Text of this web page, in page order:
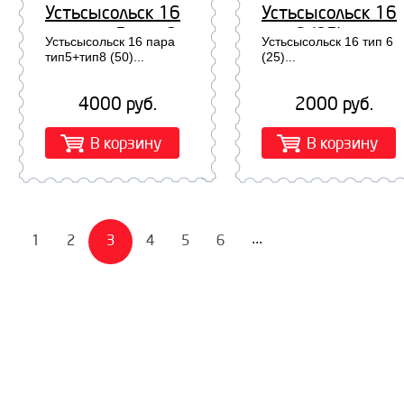
Устьсысольск 16
пара тип5+тип8
(50)
Устьсысольск 16 пара
тип5+тип8 (50)...
4000 руб.
В корзину
Устьсысольск 16
тип 6 (25)
Устьсысольск 16 тип 6
(25)...
2000 руб.
В корзину
1 2 3 4 5 6 ...